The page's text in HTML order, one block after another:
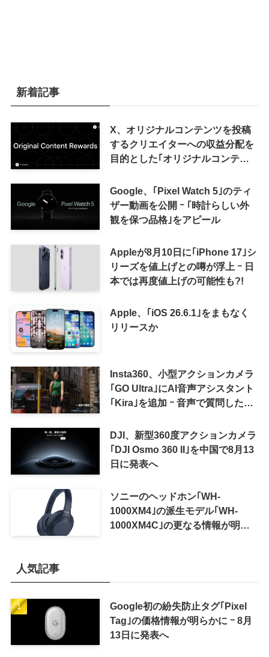
新着記事
X、オリジナルコンテンツを投稿
するクリエイターへの収益分配を
目的とした｢オリジナルコンテン
来の｢収益分配｣は廃止
Google、｢Pixel Watch 5｣のティ
ザー動画を公開 ｰ ｢時計らしい外
観を保つ品格｣をアピール
Appleが8月10日に｢iPhone 17｣シ
リーズを値上げとの噂が浮上 ｰ 日
本では再度値上げの可能性も?!
Apple、｢iOS 26.6.1｣をまもなく
リリースか
Insta360、小型アクションカメラ
｢GO Ultra｣にAI音声アシスタント
｢Kira｣を追加 ｰ 音声で質問した
可能に
DJI、新型360度アクションカメラ
｢DJI Osmo 360 II｣を中国で8月13
日に発表へ
ソニーのヘッドホン｢WH-
1000XM4｣の派生モデル｢WH-
1000XM4C｣の更なる情報が明ら
人気記事
Google初の紛失防止タグ｢Pixel
Tag｣の価格情報が明らかに ｰ 8月
13日に発表へ